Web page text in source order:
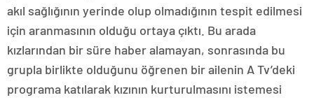
akıl sağlığının yerinde olup olmadığının tespit edilmesi
için aranmasının olduğu ortaya çıktı. Bu arada
kızlarından bir süre haber alamayan, sonrasında bu
grupla birlikte olduğunu öğrenen bir ailenin A Tv’deki
programa katılarak kızının kurturulmasını istemesi